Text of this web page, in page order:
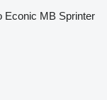
Econic MB Sprinter